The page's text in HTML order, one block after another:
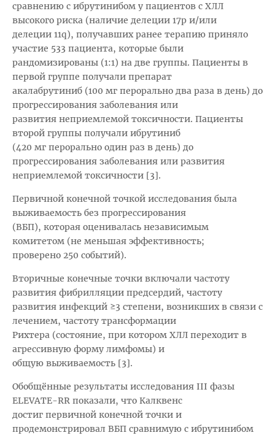
сравнению с ибрутинибом у пациентов с ХЛЛ
высокого риска (наличие делеции 17p и/или
делеции 11q), получавших ранее терапию приняло
участие 533 пациента, которые были
рандомизированы (1:1) на две группы. Пациенты в
первой группе получали препарат
акалабрутиниб (100 мг перорально два раза в день) до
прогрессирования заболевания или
развития неприемлемой токсичности. Пациенты
второй группы получали ибрутиниб
(420 мг перорально один раз в день) до
прогрессирования заболевания или развития
неприемлемой токсичности [3].
Первичной конечной точкой исследования была
выживаемость без прогрессирования
(ВБП), которая оценивалась независимым
комитетом (не меньшая эффективность;
проверено 250 событий).
Вторичные конечные точки включали частоту
развития фибрилляции предсердий, частоту
развития инфекций ≥3 степени, возникших в связи с
лечением, частоту трансформации
Рихтера (состояние, при котором ХЛЛ переходит в
агрессивную форму лимфомы) и
общую выживаемость [3].
Обобщённые результаты исследования III фазы
ELEVATE-RR показали, что Калквенс
достиг первичной конечной точки и
продемонстрировал ВБП сравнимую с ибрутинибом